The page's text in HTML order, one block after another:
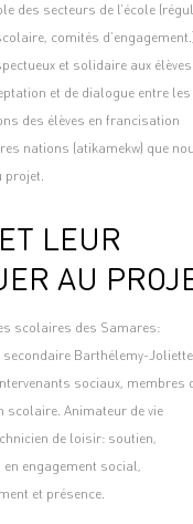
des secteurs de l’école
comités
et solidaire aux
et de dialogue entre les
des élèves en francisation
nations (atikamekw) que
projet.
LEUR
AU
scolaires des Samares:
Barthélemy-
sociaux, membres
Animateur de vie
de loisir: soutien,
engagement social,
et présence.